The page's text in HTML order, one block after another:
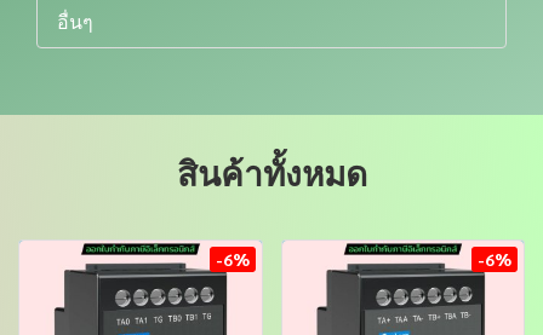
อื่นๆ
สินค้าทั้งหมด
-6% -6%